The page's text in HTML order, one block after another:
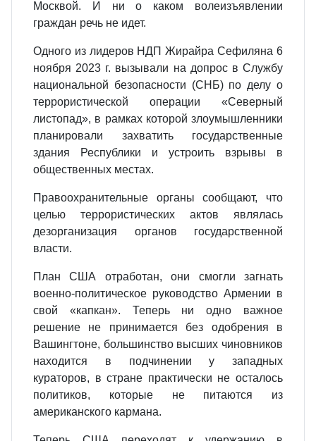
Москвой. И ни о каком волеизъявлении
граждан речь не идет.
Одного из лидеров НДП Жирайра Сефиляна 6
ноября 2023 г. вызывали на допрос в Службу
национальной безопасности (СНБ) по делу о
террористической операции «Северный
листопад», в рамках которой злоумышленники
планировали захватить государственные
здания Республики и устроить взрывы в
общественных местах.
Правоохранительные органы сообщают, что
целью террористических актов являлась
дезорганизация органов государственной
власти.
План США отработан, они смогли загнать
военно-политическое руководство Армении в
свой «капкан». Теперь ни одно важное
решение не принимается без одобрения в
Вашингтоне, большинство высших чиновников
находится в подчинении у западных
кураторов, в стране практически не осталось
политиков, которые не питаются из
американского кармана.